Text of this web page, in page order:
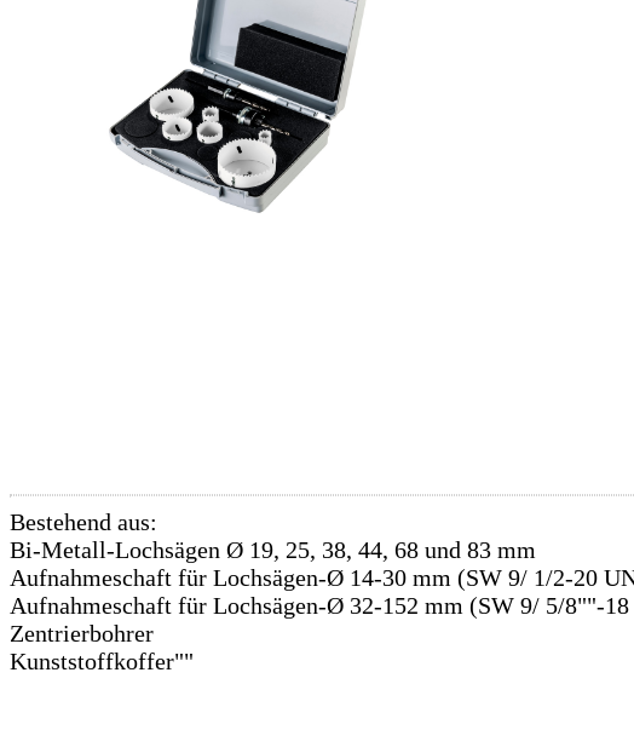
Bestehend aus:
Bi-Metall-Lochsägen Ø 19, 25, 38, 44, 68 und 83 mm
Aufnahmeschaft für Lochsägen-Ø 14-30 mm (SW 9/ 1/2-20
Aufnahmeschaft für Lochsägen-Ø 32-152 mm (SW 9/ 5/8""-
Zentrierbohrer
Kunststoffkoffer""